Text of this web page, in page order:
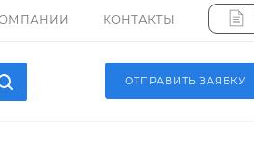
КОНТАКТЫ
ОТПРАВИТЬ ЗАЯВКУ